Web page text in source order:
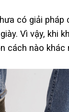
có giải pháp
Vì vậy, khi
cách nào khác